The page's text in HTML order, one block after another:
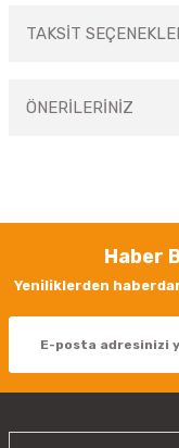
TAKSİT
ÖNERİLERİNİZ
Görüş ve önerileriniz için
Ürün resmi kalitesiz,
Ürün bilgilerinde
Haber
Yeniliklerden